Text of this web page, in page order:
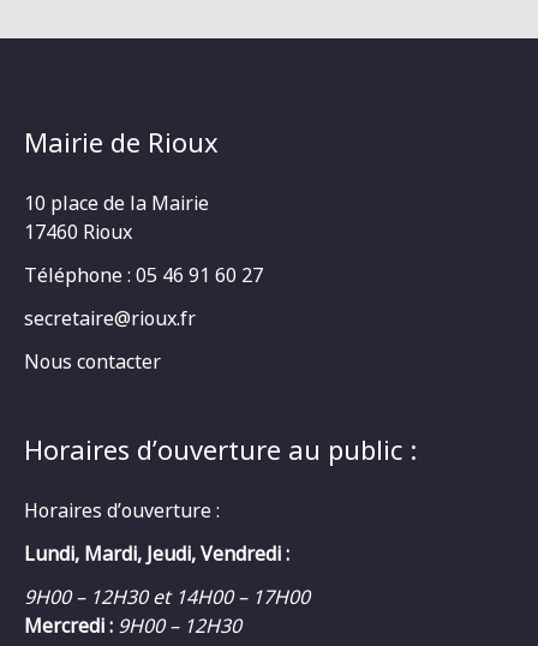
Mairie de Rioux
10 place de la Mairie
17460 Rioux
Téléphone : 05 46 91 60 27
secretaire@rioux.fr
Nous contacter
Horaires d’ouverture au public :
Horaires d’ouverture :
Lundi, Mardi, Jeudi, Vendredi :
9H00 – 12H30 et 14H00 – 17H00
Mercredi : 9H00 – 12H30